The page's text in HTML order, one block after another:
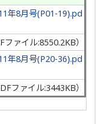
年8月号(P01-19).pd
ファイル:8550.2KB）
年8月号(P20-36).pd
ファイル:3443KB）